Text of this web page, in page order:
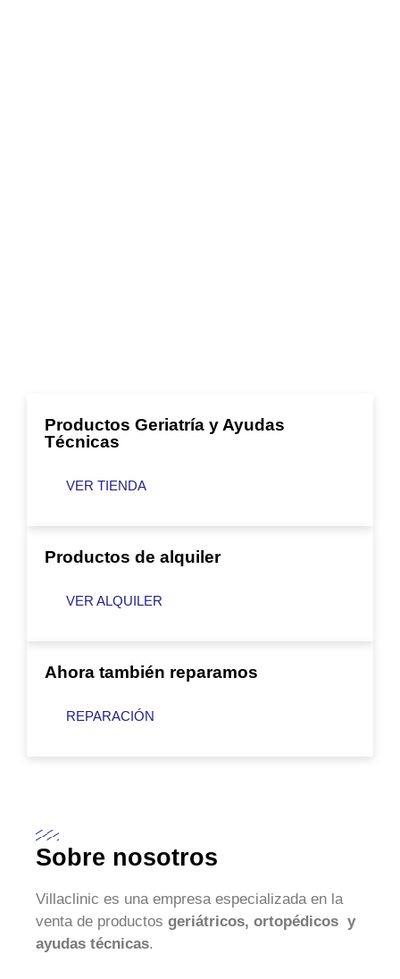
Productos Geriatría y Ayudas
Técnicas
VER TIENDA
Productos de alquiler
VER ALQUILER
Ahora también reparamos
REPARACIÓN
Sobre nosotros
Villaclinic es una empresa especializada en la
venta de productos geriátricos, ortopédicos y
ayudas técnicas.